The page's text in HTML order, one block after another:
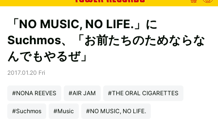
「NO MUSIC, NO LIFE.」に
Suchmos、「お前たちのためならな
んでもやるぜ」
2017.01.20 Fri
#NONA REEVES #AIR JAM #THE ORAL CIGARETTES
#Suchmos #Music #NO MUSIC, NO LIFE.